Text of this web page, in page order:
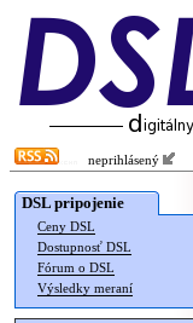
neprihlásený
DSL pripojenie
Ceny DSL
Dostupnosť DSL
Fórum o DSL
Výsledky meraní